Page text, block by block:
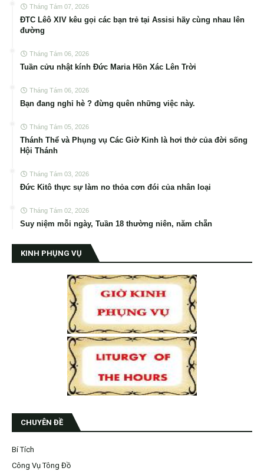
Tháng Tám 07, 2026
ĐTC Lêô XIV kêu gọi các bạn trẻ tại Assisi hãy cùng nhau lên
đường
Tháng Tám 06, 2026
Tuần cửu nhật kính Đức Maria Hồn Xác Lên Trời
Tháng Tám 06, 2026
Bạn đang nghỉ hè ? đừng quên những việc này.
Tháng Tám 05, 2026
Thánh Thể và Phụng vụ Các Giờ Kinh là hơi thở của đời sống
Hội Thánh
Tháng Tám 03, 2026
Đức Kitô thực sự làm no thỏa cơn đói của nhân loại
Tháng Tám 02, 2026
Suy niệm mỗi ngày, Tuần 18 thường niên, năm chẵn
KINH PHỤNG VỤ
CHUYÊN ĐỀ
Bí Tích
Công Vụ Tông Đồ